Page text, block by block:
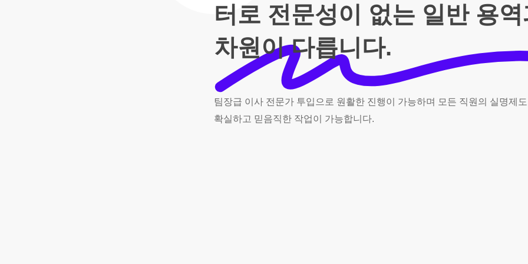
터로 전문성이 없는 일반 용
차원이 다릅니다.
팀장급 이사 전문가 투입으로 원활한 진행이 가능하며 모든 직원의 실명제
확실하고 믿음직한 작업이 가능합니다.